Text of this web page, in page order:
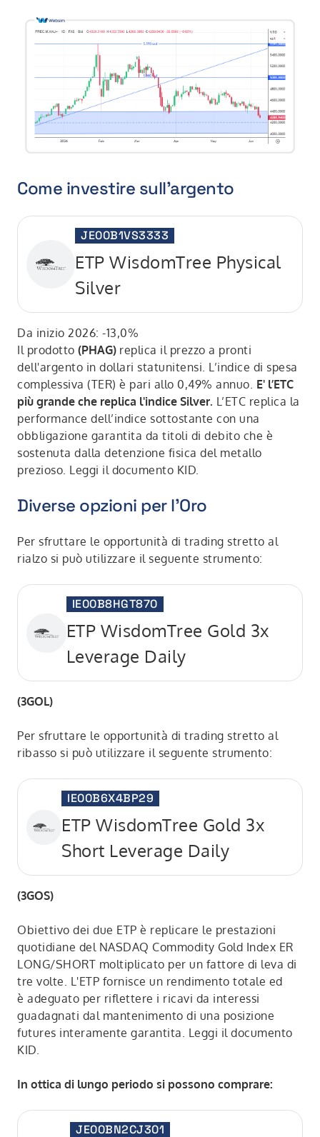
Come investire sull'argento
JE00B1VS3333
ETP WisdomTree Physical
Silver
Da inizio 2026: -13,0%
Il prodotto (PHAG) replica il prezzo a pronti
dell'argento in dollari statunitensi. L’indice di spesa
complessiva (TER) è pari allo 0,49% annuo. E' l’ETC
più grande che replica l'indice Silver. L’ETC replica la
performance dell’indice sottostante con una
obbligazione garantita da titoli di debito che è
sostenuta dalla detenzione fisica del metallo
prezioso. Leggi il documento KID.
Diverse opzioni per l'Oro
Per sfruttare le opportunità di trading stretto al
rialzo si può utilizzare il seguente strumento:
IE00B8HGT870
ETP WisdomTree Gold 3x
Leverage Daily
(3GOL)
Per sfruttare le opportunità di trading stretto al
ribasso si può utilizzare il seguente strumento:
IE00B6X4BP29
ETP WisdomTree Gold 3x
Short Leverage Daily
(3GOS)
Obiettivo dei due ETP è replicare le prestazioni
quotidiane del NASDAQ Commodity Gold Index ER
LONG/SHORT moltiplicato per un fattore di leva di
tre volte. L'ETP fornisce un rendimento totale ed
è adeguato per riflettere i ricavi da interessi
guadagnati dal mantenimento di una posizione
futures interamente garantita. Leggi il documento
KID.
In ottica di lungo periodo si possono comprare:
JE00BN2CJ301